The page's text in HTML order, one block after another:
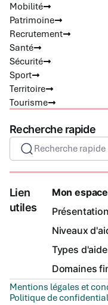
Mobilité
Patrimoine
Recrutement
Santé
Sécurité
Sport
Territoire
Tourisme
Recherche rapide
Recherche rapide
Lien
utiles
Mon
Niveaux
Types
Domaines
Mentions légales et
Politique de